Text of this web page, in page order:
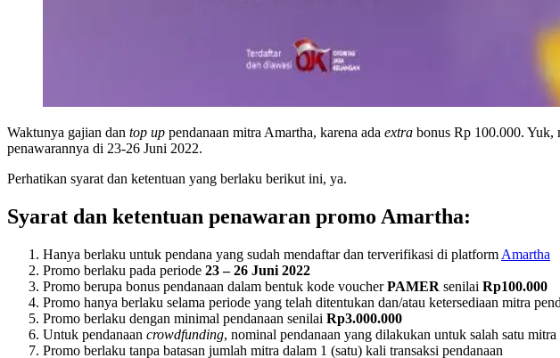
Waktunya gajian dan top up pendanaan mitra Amartha, karena ada extra bonus Rp 100.000. Yuk,
penawarannya di 23-26 Juni 2022.
Perhatikan syarat dan ketentuan yang berlaku berikut ini, ya.
Syarat dan ketentuan penawaran promo Amartha:
Hanya berlaku untuk pendana yang sudah mendaftar dan terverifikasi di platform Amartha
Promo berlaku pada periode 23 – 26 Juni 2022
Promo berupa bonus pendanaan dalam bentuk kode voucherPAMER senilai Rp100.000
Promo hanya berlaku selama periode yang telah ditentukan dan/atau ketersediaan mitra
Promo berlaku dengan minimal pendanaan senilai Rp3.000.000
Untuk pendanaan crowdfunding, nominal pendanaan yang dilakukan untuk salah satu
Promo berlaku tanpa batasan jumlah mitra dalam 1 (satu) kali transaksi pendanaan